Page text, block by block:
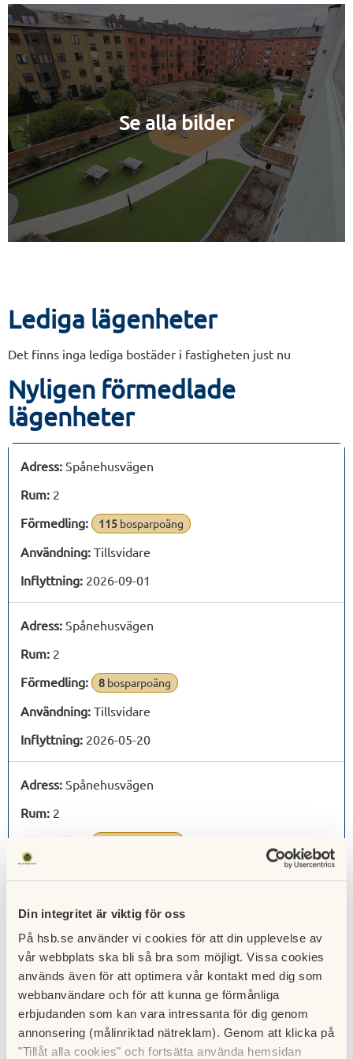
Din integritet är viktig för oss
På hsb.se använder vi cookies för att din upplevelse av
vår webbplats ska bli så bra som möjligt. Vissa cookies
används även för att optimera vår kontakt med dig som
webbanvändare och för att kunna ge förmånliga
erbjudanden som kan vara intressanta för dig genom
annonsering (målinriktad nätreklam). Genom att klicka på
"Tillåt alla cookies" och fortsätta använda hemsidan
Se alla bilder
Lediga lägenheter
Det finns inga lediga bostäder i fastigheten just nu
Nyligen förmedlade
lägenheter
Adress: Spånehusvägen
Rum: 2
Förmedling:
115 bosparpoäng
Användning: Tillsvidare
Inflyttning: 2026-09-01
Adress: Spånehusvägen
Rum: 2
Förmedling:
8 bosparpoäng
Användning: Tillsvidare
Inflyttning: 2026-05-20
Adress: Spånehusvägen
Rum: 2
Förmedling:
Användning:
Adress:Spånehusvägen
Rum:2
Förmedling:
297bosparpoäng
Användning:Tillsvidare